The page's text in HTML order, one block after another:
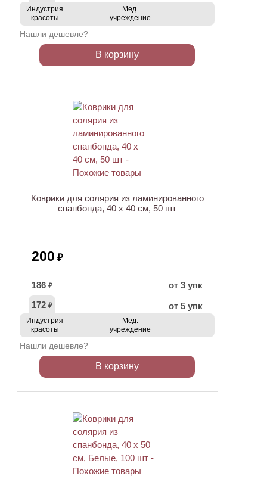
Индустрия
красоты
Мед.
учреждение
Нашли дешевле?
В корзину
Коврики для солярия из ламинированного
спанбонда, 40 x 40 см, 50 шт
200 ₽
186 ₽
от 3 упк
172 ₽ от 5 упк
Индустрия
красоты
Мед.
учреждение
Нашли дешевле?
В корзину